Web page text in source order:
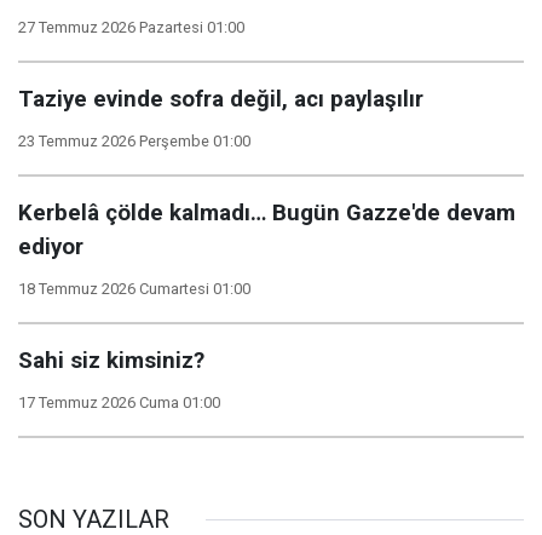
27 Temmuz 2026 Pazartesi 01:00
Taziye evinde sofra değil, acı paylaşılır
23 Temmuz 2026 Perşembe 01:00
Kerbelâ çölde kalmadı… Bugün Gazze'de devam
ediyor
18 Temmuz 2026 Cumartesi 01:00
Sahi siz kimsiniz?
17 Temmuz 2026 Cuma 01:00
SON YAZILAR